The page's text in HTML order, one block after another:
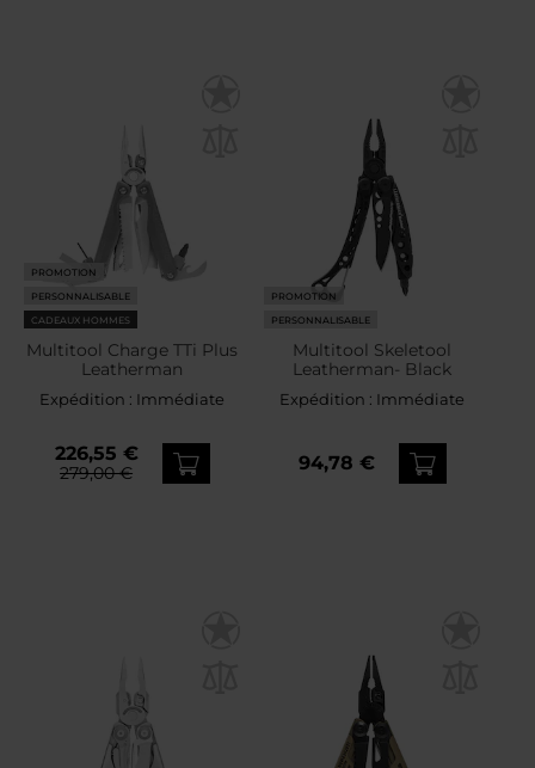
PROMOTION
PERSONNALISABLE
CADEAUX HOMMES
Multitool Charge TTi Plus
Leatherman
Expédition : Immédiate
226,55 €
279,00 €
PROMOTION
PERSONNALISABLE
Multitool Skeletool
Leatherman- Black
Expédition : Immédiate
94,78 €